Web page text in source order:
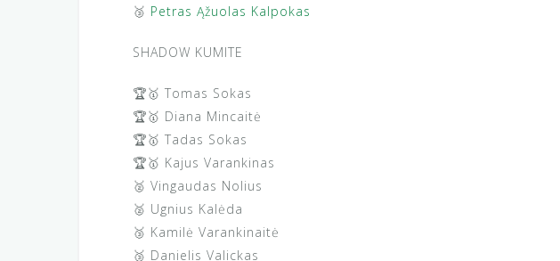
🥉 Petras Ąžuolas Kalpokas
SHADOW KUMITE
🏆🥇 Tomas Sokas
🏆🥇 Diana Mincaitė
🏆🥇 Tadas Sokas
🏆🥇 Kajus Varankinas
🥈 Vingaudas Nolius
🥈 Ugnius Kalėda
🥉 Kamilė Varankinaitė
🥉 Danielis Valickas